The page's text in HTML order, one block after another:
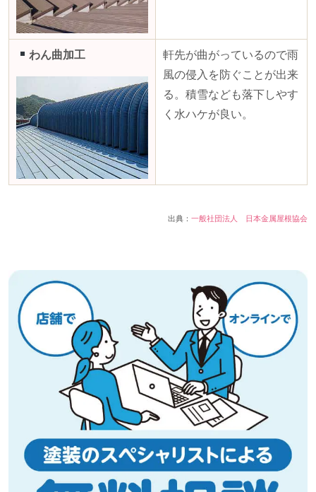
わん曲加工
軒先が曲がっているので雨
風の侵入を防ぐことが出来
る。積雪なども落下しやす
く水ハケが良い。
出典： 一般社団法人 日本金属屋根協会